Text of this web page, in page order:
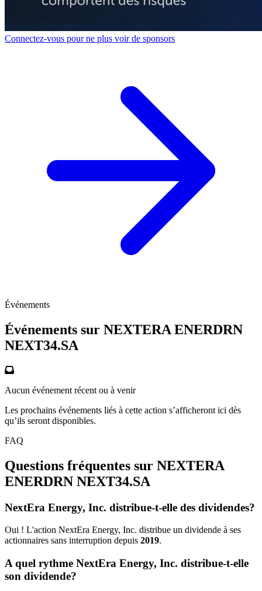
Connectez-vous pour ne plus voir de sponsors
Événements
Événements sur NEXTERA ENERDRN
NEXT34.SA
Aucun événement récent ou à venir
Les prochains événements liés à cette action s’afficheront ici dès
qu’ils seront disponibles.
FAQ
Questions fréquentes sur NEXTERA
ENERDRN NEXT34.SA
NextEra Energy, Inc. distribue-t-elle des dividendes?
Oui ! L'action NextEra Energy, Inc. distribue un dividende à ses
actionnaires sans interruption depuis 2019.
A quel rythme NextEra Energy, Inc. distribue-t-elle
son dividende?